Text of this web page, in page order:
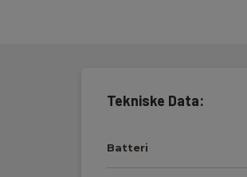
kompenseres automatisk.
derved unngå feil måling.
linjer i skrå vinkler – som kan
Leica LINO L2P5 leveres klar
Tekniske Data:
Batteri